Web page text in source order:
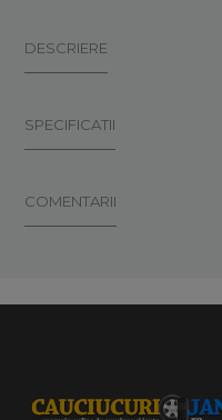
DESCRIERE
SPECIFICATII
COMENTARII